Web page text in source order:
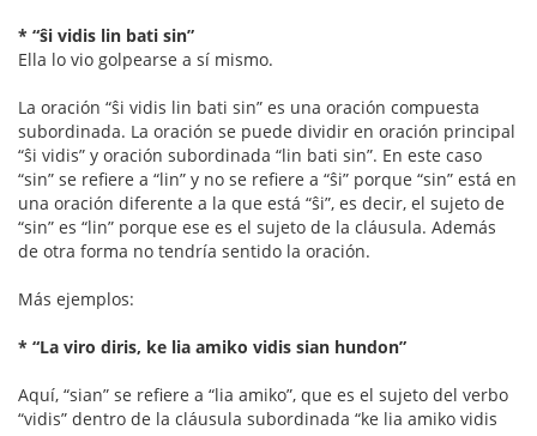
* “ŝi vidis lin bati sin”
Ella lo vio golpearse a sí mismo.
La oración “ŝi vidis lin bati sin” es una oración compuesta
subordinada. La oración se puede dividir en oración principal
“ŝi vidis” y oración subordinada “lin bati sin”. En este caso
“sin” se refiere a “lin” y no se refiere a “ŝi” porque “sin” está en
una oración diferente a la que está “ŝi”, es decir, el sujeto de
“sin” es “lin” porque ese es el sujeto de la cláusula. Además
de otra forma no tendría sentido la oración.
Más ejemplos:
* “La viro diris, ke lia amiko vidis sian hundon”
Aquí, “sian” se refiere a “lia amiko”, que es el sujeto del verbo
“vidis” dentro de la cláusula subordinada “ke lia amiko vidis